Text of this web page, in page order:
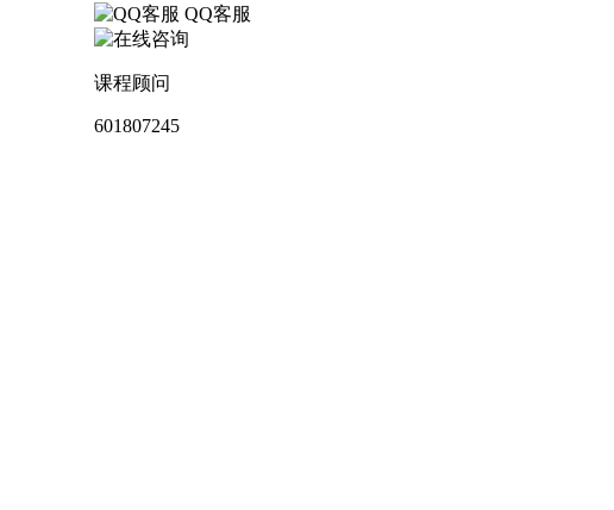
QQ客服
课程顾问
601807245